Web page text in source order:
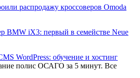
распродажу кроссоверов Omoda
BMW iX3: первый в семействе Neue
полис ОСАГО за 5 минут. Все